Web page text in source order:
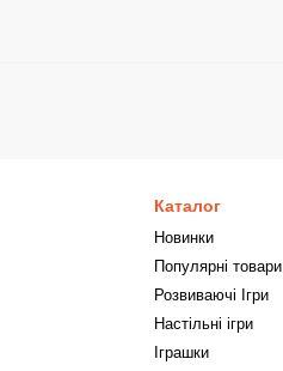
Каталог
Новинки
Популярні товари
Розвиваючі Ігри
Настільні ігри
Іграшки